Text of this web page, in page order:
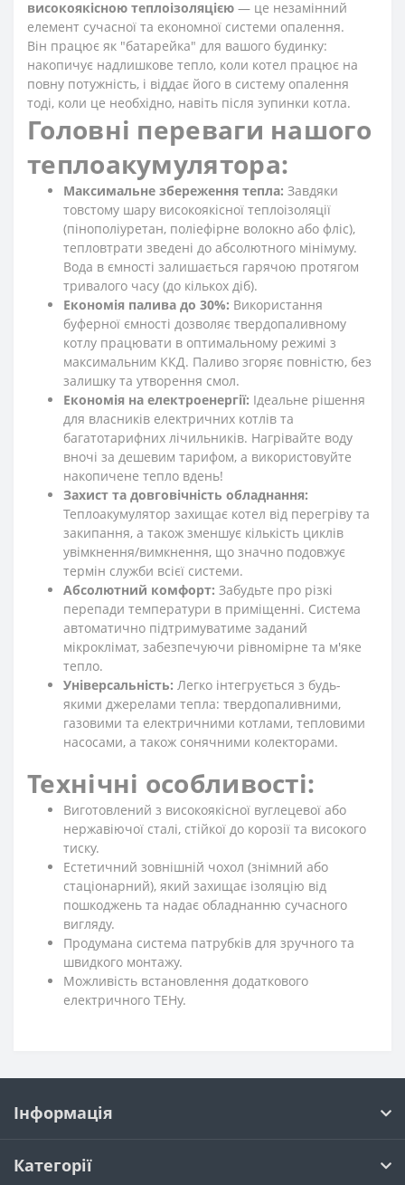
високоякісною теплоізоляцією — це незамінний
елемент сучасної та економної системи опалення.
Він працює як "батарейка" для вашого будинку:
накопичує надлишкове тепло, коли котел працює на
повну потужність, і віддає його в систему опалення
тоді, коли це необхідно, навіть після зупинки котла.
Головні переваги нашого
теплоакумулятора:
Максимальне збереження тепла: Завдяки
товстому шару високоякісної теплоізоляції
(пінополіуретан, поліефірне волокно або фліс),
тепловтрати зведені до абсолютного мінімуму.
Вода в ємності залишається гарячою протягом
тривалого часу (до кількох діб).
Економія палива до 30%: Використання
буферної ємності дозволяє твердопаливному
котлу працювати в оптимальному режимі з
максимальним ККД. Паливо згоряє повністю, без
залишку та утворення смол.
Економія на електроенергії: Ідеальне рішення
для власників електричних котлів та
багатотарифних лічильників. Нагрівайте воду
вночі за дешевим тарифом, а використовуйте
накопичене тепло вдень!
Захист та довговічність обладнання:
Теплоакумулятор захищає котел від перегріву та
закипання, а також зменшує кількість циклів
увімкнення/вимкнення, що значно подовжує
термін служби всієї системи.
Абсолютний комфорт: Забудьте про різкі
перепади температури в приміщенні. Система
автоматично підтримуватиме заданий
мікроклімат, забезпечуючи рівномірне та м'яке
тепло.
Універсальність: Легко інтегрується з будь-
якими джерелами тепла: твердопаливними,
газовими та електричними котлами, тепловими
насосами, а також сонячними колекторами.
Технічні особливості:
Виготовлений з високоякісної вуглецевої або
нержавіючої сталі, стійкої до корозії та високого
тиску.
Естетичний зовнішній чохол (знімний або
стаціонарний), який захищає ізоляцію від
пошкоджень та надає обладнанню сучасного
вигляду.
Продумана система патрубків для зручного та
швидкого монтажу.
Можливість встановлення додаткового
електричного ТЕНу.
Інформація
Категорії